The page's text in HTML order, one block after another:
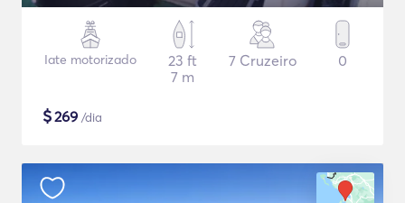
Iate motorizado
23 ft
7 m
7 Cruzeiro 0
$269 /dia